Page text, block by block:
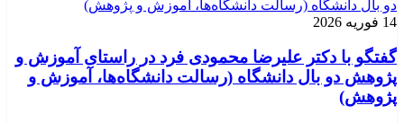
14 فوریه 2026
گفتگو با دکتر علیرضا محمودی فرد در راستای آموزش و
پژوهش دو بال دانشگاه (رسالت دانشگاه‌ها، آموزش و
پژوهش)